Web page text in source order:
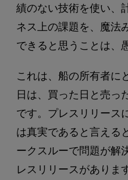
績のない技術を使い、
ネス上の課題を、魔法
できると思うことは、
これは、船の所有者に
日は、買った日と売っ
です。プレスリリース
は真実であると言える
ークスルーで問題が解
レスリリースがありま